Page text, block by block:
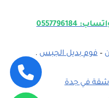
0557796184
– فوم بديل الجبس .